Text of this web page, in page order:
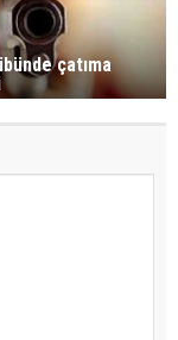
çatıma